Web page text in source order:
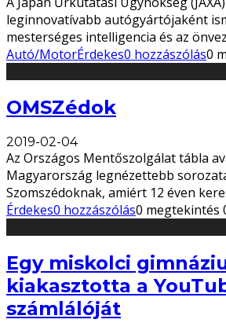
leginnovatívabb autógyártójaként
mesterséges intelligencia és az
Autó/MotorÉrdekes0 hozzászólás0
OMSZédok
2019-02-04
Az Országos Mentőszolgálat tábla
Magyarország legnézettebb
Szomszédoknak, amiért 12 éven
Érdekes0 hozzászólás0 megtekintés
Egy miskolci
kiakasztotta a
számlálóját